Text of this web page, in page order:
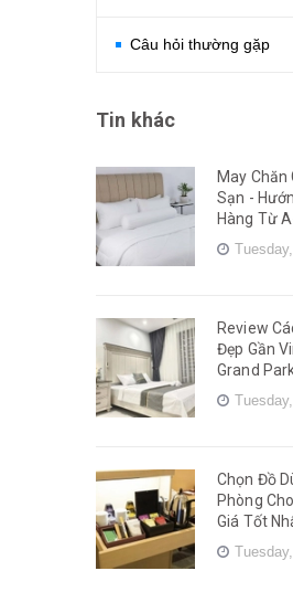
Câu hỏi thường gặp
Tin khác
May Chăn
Sạn -
Hàng Từ
Tuesday,
Review
Đẹp Gần
Grand
Tuesday,
Chọn Đồ
Phòng
Giá Tốt
Tuesday,